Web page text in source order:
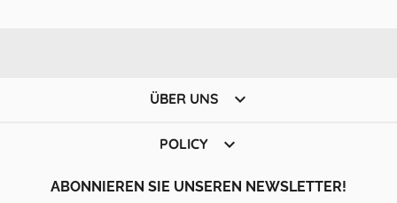
ÜBER UNS 
POLICY 
ABONNIEREN SIE UNSEREN NEWSLETTER!